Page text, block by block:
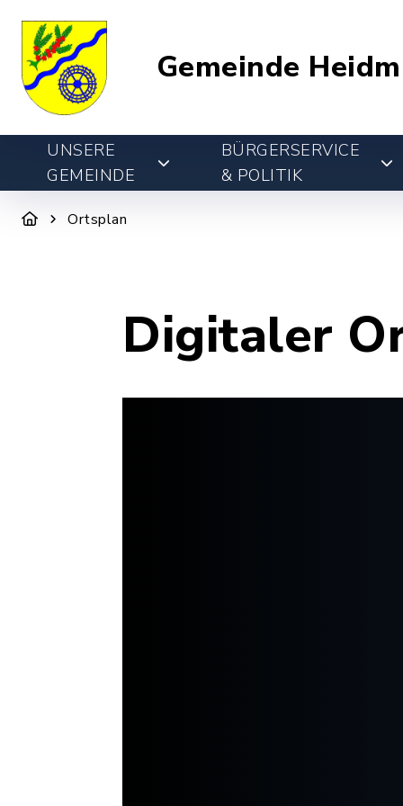
Gemeinde
UNSERE
GEMEINDE
BÜRGERSERVICE
& POLITIK
Ortsplan
Digitaler